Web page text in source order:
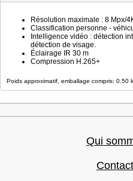
Résolution maximale : 8 Mpx/
Classification personne -
Intelligence vidéo : détection
détection de visage.
Éclairage IR 30 m
Compression H.265+
Poids approximatif, emballage compris: 0.50
Qui